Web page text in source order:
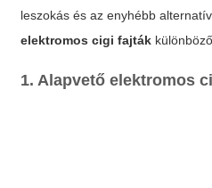
leszokás és az enyhébb
elektromos cigi fajták
1. Alapvető elektromos